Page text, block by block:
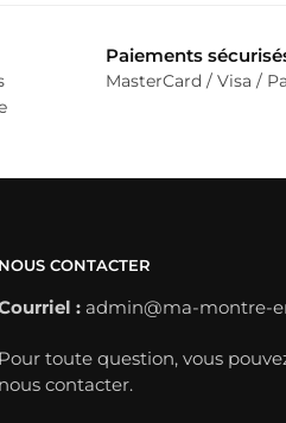
Paiements
MasterCard / Visa /
CONTACTER
:admin@ma-montre-
toute question, vous
contacter.